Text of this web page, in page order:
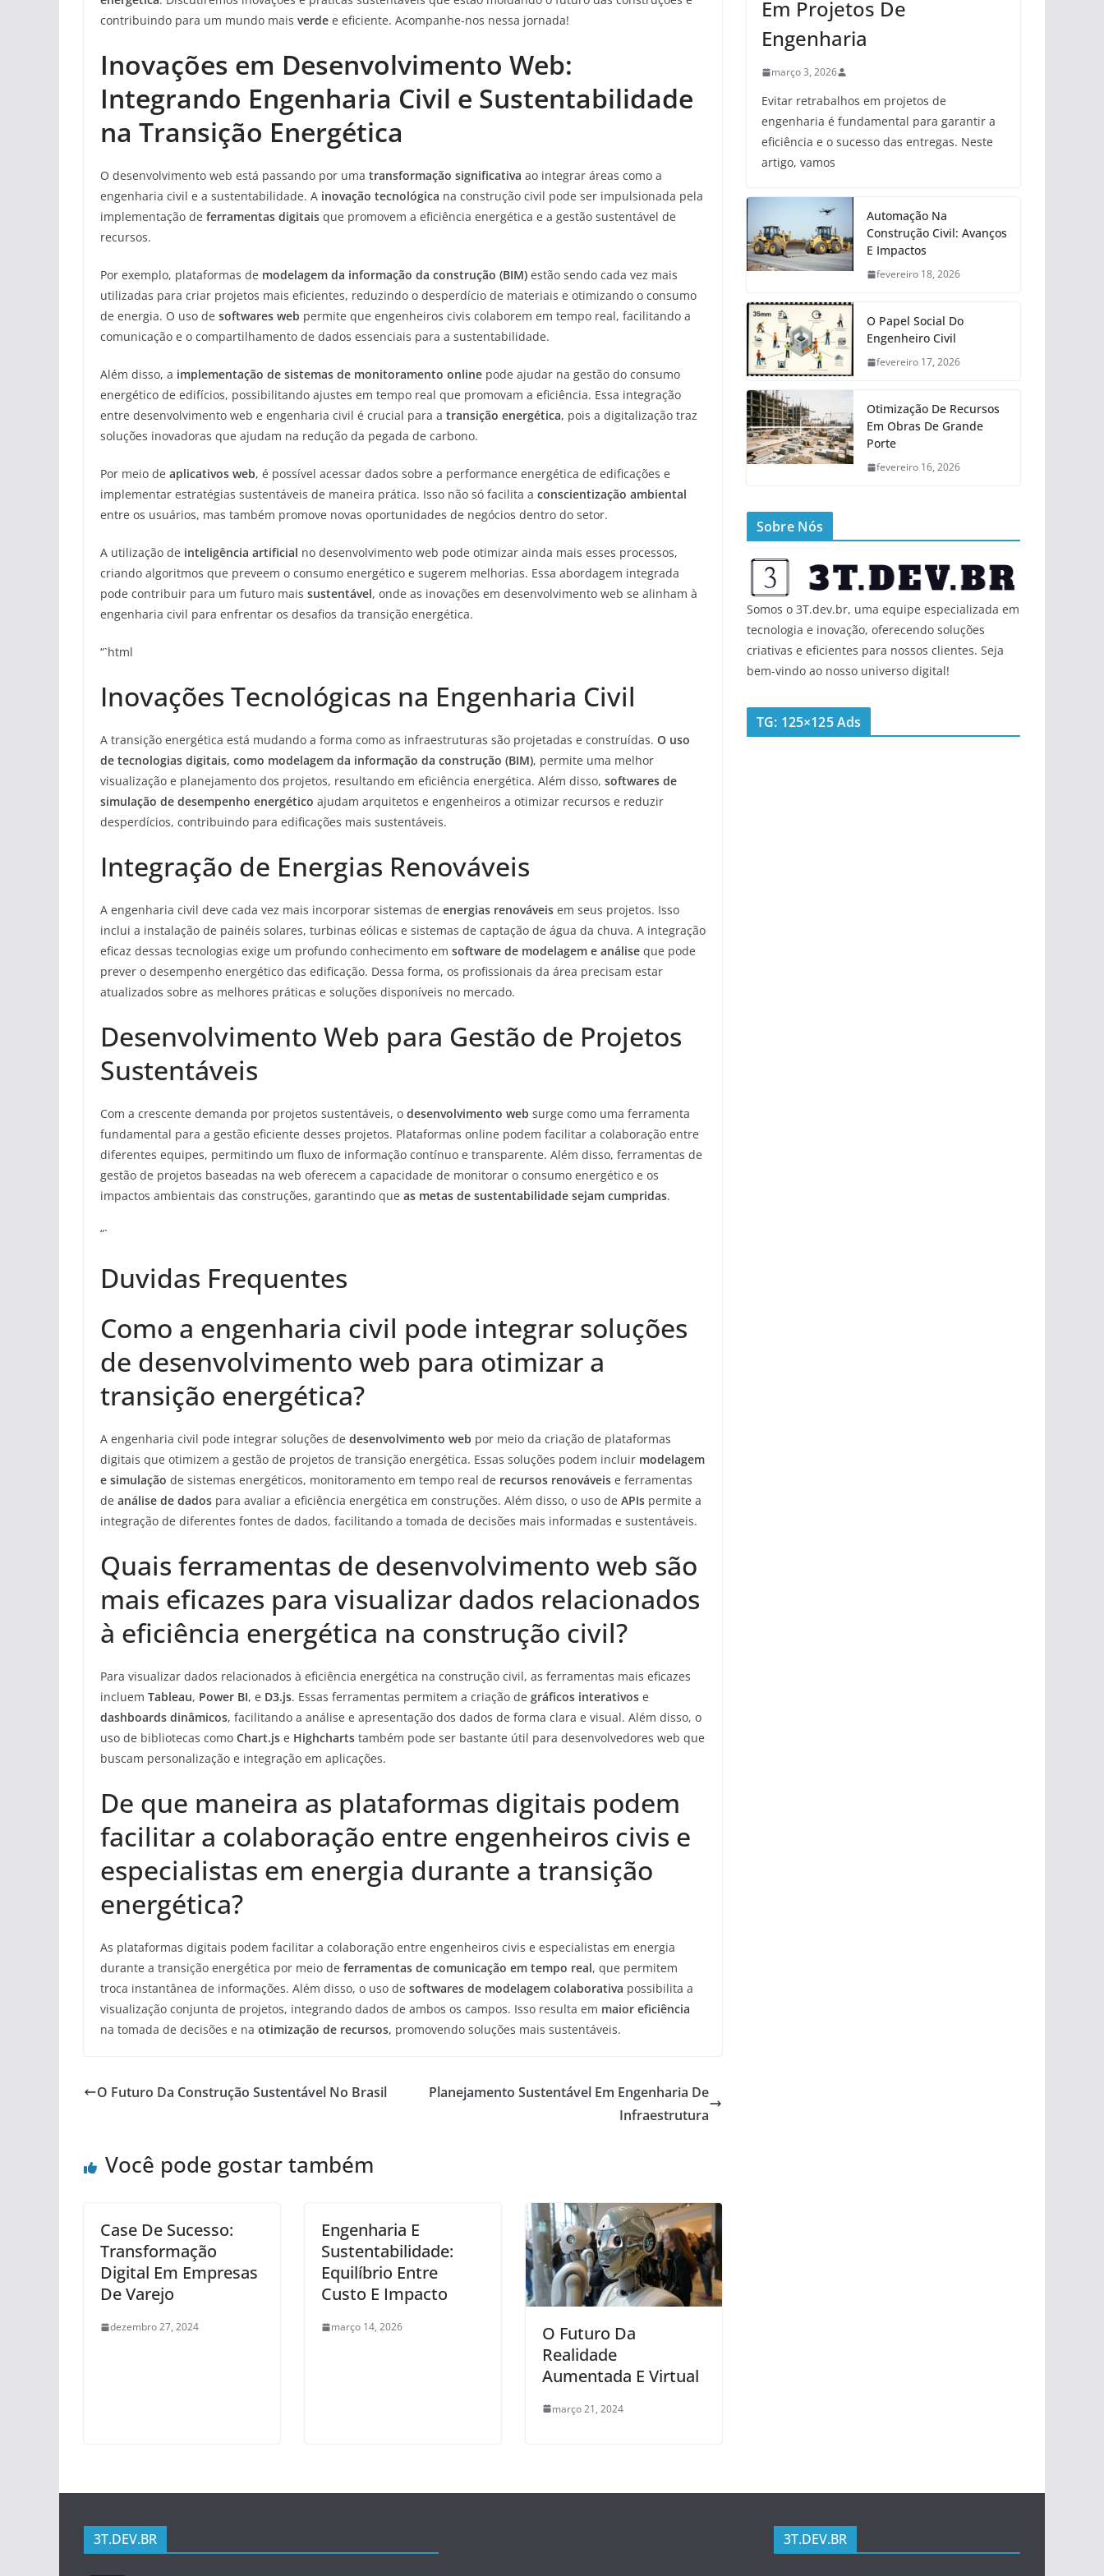
contribuindo para um mundo mais verde e eficiente. Acompanhe-nos nessa jornada!
Inovações em Desenvolvimento Web:
Integrando Engenharia Civil e Sustentabilidade
na Transição Energética
O desenvolvimento web está passando por uma transformação significativa ao integrar áreas como a
engenharia civil e a sustentabilidade. A inovação tecnológica na construção civil pode ser impulsionada pela
implementação de ferramentas digitais que promovem a eficiência energética e a gestão sustentável de
recursos.
Por exemplo, plataformas de modelagem da informação da construção (BIM) estão sendo cada vez mais
utilizadas para criar projetos mais eficientes, reduzindo o desperdício de materiais e otimizando o consumo
de energia. O uso de softwares web permite que engenheiros civis colaborem em tempo real, facilitando a
comunicação e o compartilhamento de dados essenciais para a sustentabilidade.
Além disso, a implementação de sistemas de monitoramento online pode ajudar na gestão do consumo
energético de edifícios, possibilitando ajustes em tempo real que promovam a eficiência. Essa integração
entre desenvolvimento web e engenharia civil é crucial para a transição energética, pois a digitalização traz
soluções inovadoras que ajudam na redução da pegada de carbono.
Por meio de aplicativos web, é possível acessar dados sobre a performance energética de edificações e
implementar estratégias sustentáveis de maneira prática. Isso não só facilita a conscientização ambiental
entre os usuários, mas também promove novas oportunidades de negócios dentro do setor.
A utilização de inteligência artificial no desenvolvimento web pode otimizar ainda mais esses processos,
criando algoritmos que preveem o consumo energético e sugerem melhorias. Essa abordagem integrada
pode contribuir para um futuro mais sustentável, onde as inovações em desenvolvimento web se alinham à
engenharia civil para enfrentar os desafios da transição energética.
“`html
Inovações Tecnológicas na Engenharia Civil
A transição energética está mudando a forma como as infraestruturas são projetadas e construídas. O uso
de tecnologias digitais, como modelagem da informação da construção (BIM), permite uma melhor
visualização e planejamento dos projetos, resultando em eficiência energética. Além disso, softwares de
simulação de desempenho energético ajudam arquitetos e engenheiros a otimizar recursos e reduzir
desperdícios, contribuindo para edificações mais sustentáveis.
Integração de Energias Renováveis
A engenharia civil deve cada vez mais incorporar sistemas de energias renováveis em seus projetos. Isso
inclui a instalação de painéis solares, turbinas eólicas e sistemas de captação de água da chuva. A integração
eficaz dessas tecnologias exige um profundo conhecimento em software de modelagem e análise que pode
prever o desempenho energético das edificação. Dessa forma, os profissionais da área precisam estar
atualizados sobre as melhores práticas e soluções disponíveis no mercado.
Desenvolvimento Web para Gestão de Projetos
Sustentáveis
Com a crescente demanda por projetos sustentáveis, o desenvolvimento web surge como uma ferramenta
fundamental para a gestão eficiente desses projetos. Plataformas online podem facilitar a colaboração entre
diferentes equipes, permitindo um fluxo de informação contínuo e transparente. Além disso, ferramentas de
gestão de projetos baseadas na web oferecem a capacidade de monitorar o consumo energético e os
impactos ambientais das construções, garantindo que as metas de sustentabilidade sejam cumpridas.
“`
Duvidas Frequentes
Como a engenharia civil pode integrar soluções
de desenvolvimento web para otimizar a
transição energética?
A engenharia civil pode integrar soluções de desenvolvimento web por meio da criação de plataformas
digitais que otimizem a gestão de projetos de transição energética. Essas soluções podem incluir modelagem
e simulação de sistemas energéticos, monitoramento em tempo real de recursos renováveis e ferramentas
de análise de dados para avaliar a eficiência energética em construções. Além disso, o uso de APIs permite a
integração de diferentes fontes de dados, facilitando a tomada de decisões mais informadas e sustentáveis.
Quais ferramentas de desenvolvimento web são
mais eficazes para visualizar dados relacionados
à eficiência energética na construção civil?
Para visualizar dados relacionados à eficiência energética na construção civil, as ferramentas mais eficazes
incluem Tableau, Power BI, e D3.js. Essas ferramentas permitem a criação de gráficos interativos e
dashboards dinâmicos, facilitando a análise e apresentação dos dados de forma clara e visual. Além disso, o
uso de bibliotecas como Chart.js e Highcharts também pode ser bastante útil para desenvolvedores web que
buscam personalização e integração em aplicações.
De que maneira as plataformas digitais podem
facilitar a colaboração entre engenheiros civis e
especialistas em energia durante a transição
energética?
As plataformas digitais podem facilitar a colaboração entre engenheiros civis e especialistas em energia
durante a transição energética por meio de ferramentas de comunicação em tempo real, que permitem
troca instantânea de informações. Além disso, o uso de softwares de modelagem colaborativa possibilita a
visualização conjunta de projetos, integrando dados de ambos os campos. Isso resulta em maior eficiência
na tomada de decisões e na otimização de recursos, promovendo soluções mais sustentáveis.
O Futuro Da Construção Sustentável No Brasil
Planejamento Sustentável Em Engenharia De
Infraestrutura
Você pode gostar também
Case De Sucesso:
Transformação
Digital Em Empresas
De Varejo
dezembro 27, 2024
Engenharia E
Sustentabilidade:
Equilíbrio Entre
Custo E Impacto
março 14, 2026
O Futuro Da
Realidade
Aumentada E Virtual
março 21, 2024
Em Projetos De
Engenharia
março 3, 2026
Evitar retrabalhos em projetos de
engenharia é fundamental para garantir a
eficiência e o sucesso das entregas. Neste
artigo, vamos
Automação Na
Construção Civil: Avanços
E Impactos
fevereiro 18, 2026
O Papel Social Do
Engenheiro Civil
fevereiro 17, 2026
Otimização De Recursos
Em Obras De Grande
Porte
fevereiro 16, 2026
Sobre Nós
Somos o 3T.dev.br, uma equipe especializada em
tecnologia e inovação, oferecendo soluções
criativas e eficientes para nossos clientes. Seja
bem-vindo ao nosso universo digital!
TG: 125×125 Ads
3T.DEV.BR 3T.DEV.BR